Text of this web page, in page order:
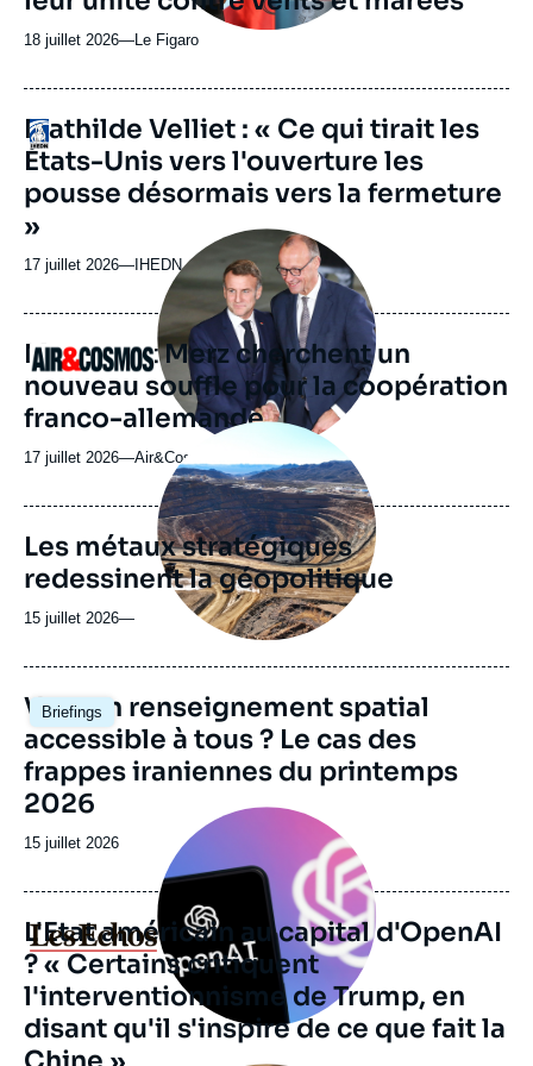
18 juillet 2026—Nom
journal,
ou
émission
Le Figaro
Logo
URL
de
Spotify
Mathilde Velliet : « Ce qui tirait les
États-Unis vers l'ouverture les
pousse désormais vers la fermeture
»
17 juillet 2026— Nom
journal,
revue
ou
émission
IHEDN
Logo
principale
médiatique
Macron et Merz cherchent un
nouveau souffle pour la coopération
franco-allemande
17 juillet 2026—Nom
journal,
revue
ou
émission
Air&Cosmos
Image
principale
médiatique
Les métaux stratégiques
redessinent la géopolitique
15 juillet 2026—
Briefings
Image
principale
Vers un renseignement spatial
accessible à tous ? Le cas des
frappes iraniennes du printemps
2026
Date
publication
15 juillet 2026
Logo
principale
médiatique
L'Etat américain au capital d'OpenAI
? « Certains critiquent
l'interventionnisme de Trump, en
disant qu'il s'inspire de ce que fait la